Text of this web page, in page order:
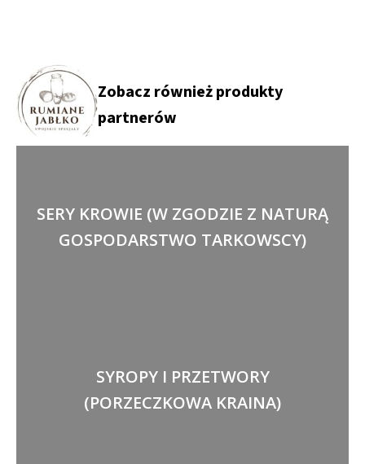
Zobacz również produkty
partnerów
SERY KROWIE (W ZGODZIE Z NATURĄ
GOSPODARSTWO TARKOWSCY)
SYROPY I PRZETWORY
(PORZECZKOWA KRAINA)